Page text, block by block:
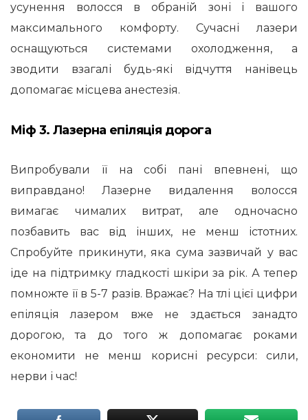
усунення волосся в обраній зоні і вашого
максимального комфорту. Сучасні лазери
оснащуються системами охолодження, а
зводити взагалі будь-які відчуття нанівець
допомагає місцева анестезія.
Міф 3. Лазерна епіляція дорога
Випробували її на собі пані впевнені, що
виправдано! Лазерне видалення волосся
вимагає чималих витрат, але одночасно
позбавить вас від інших, не менш істотних.
Спробуйте прикинути, яка сума зазвичай у вас
іде на підтримку гладкості шкіри за рік. А тепер
помножте її в 5-7 разів. Вражає? На тлі цієї цифри
епіляція лазером вже не здається занадто
дорогою, та до того ж допомагає роками
економити не менш корисні ресурси: сили,
нерви і час!